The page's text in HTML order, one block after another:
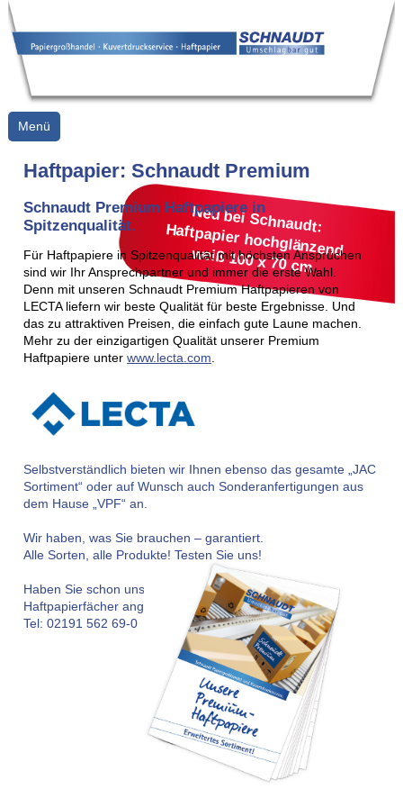
Menü
Neu bei Schnaudt:
Haftpapier hochglänzend
weiß 100 x 70 cm
Haftpapier: Schnaudt Premium
Schnaudt Premium Haftpapiere in
Spitzenqualität.
Für Haftpapiere in Spitzenqualität mit höchsten Ansprüchen
sind wir Ihr Ansprechpartner und immer die erste Wahl.
Denn mit unseren Schnaudt Premium Haftpapieren von
LECTA liefern wir beste Qualität für beste Ergebnisse. Und
das zu attraktiven Preisen, die einfach gute Laune machen.
Mehr zu der einzigartigen Qualität unserer Premium
Haftpapiere unterwww.lecta.com.
Selbstverständlich bieten wir Ihnen ebenso das gesamte „JAC
Sortiment“ oder auf Wunsch auch Sonderanfertigungen aus
dem Hause „VPF“ an.
Wir haben, was Sie brauchen – garantiert.
Alle Sorten, alle Produkte! Testen Sie uns!
Haben Sie schon unseren kostenlosen
Haftpapierfächer angefordert?
Tel: 02191 562 69-0